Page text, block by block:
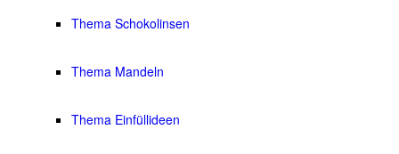
Thema Schokolinsen
Thema Mandeln
Thema Einfüllideen